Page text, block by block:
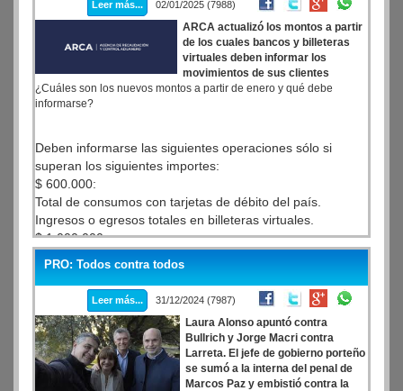
Leer más... 02/01/2025 (7988)
ARCA actualizó los montos a partir
de los cuales bancos y billeteras
virtuales deben informar los
movimientos de sus clientes
¿Cuáles son los nuevos montos a partir de enero y qué debe
informarse?
Deben informarse las siguientes operaciones sólo si
superan los siguientes importes:
$ 600.000:
Total de consumos con tarjetas de débito del país.
Ingresos o egresos totales en billeteras virtuales.
$ 1.000.000:
Extracciones en efectivo en el país o en el exterior, por
ventanilla, cajero automático o cualquier otro medio.
Saldo final en cuentas bancarias al último día hábil de
cada mes.
Saldo final en billeteras virtuales al último día hábil de
cada mes.
PRO: Todos contra todos
Leer más... 31/12/2024 (7987)
Laura Alonso apuntó contra
Bullrich y Jorge Macri contra
Larreta. El jefe de gobierno porteño
se sumó a la interna del penal de
Marcos Paz y embistió contra la